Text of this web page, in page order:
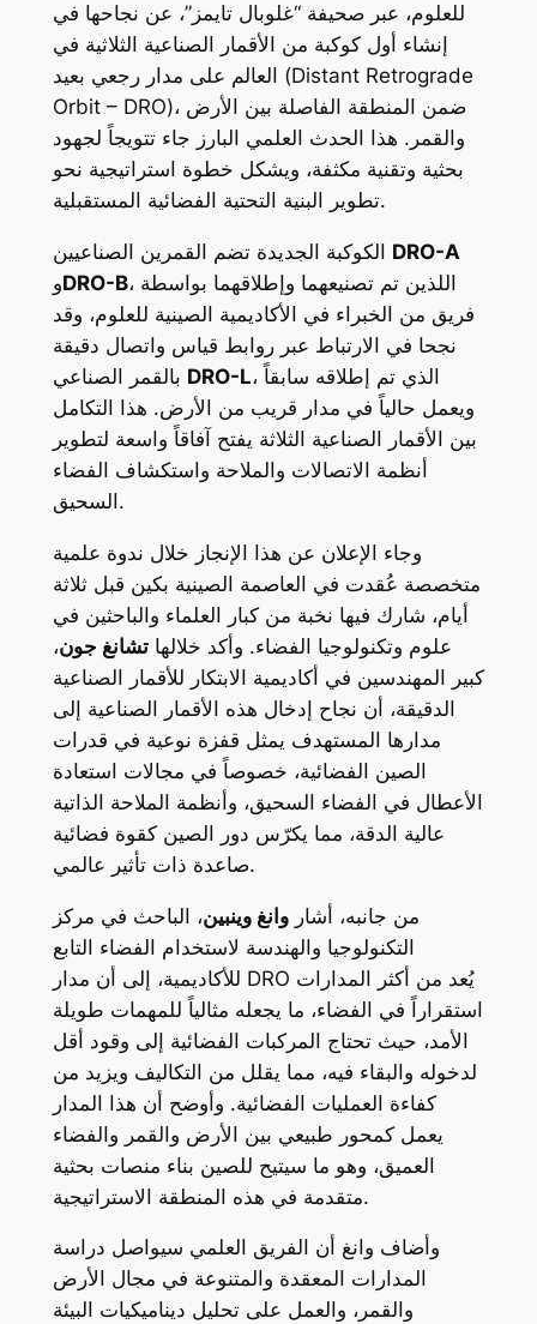
للعلوم، عبر صحيفة “غلوبال تايمز”، عن نجاحها في
إنشاء أول كوكبة من الأقمار الصناعية الثلاثية في
العالم على مدار رجعي بعيد (Distant Retrograde
Orbit – DRO)، ضمن المنطقة الفاصلة بين الأرض
والقمر. هذا الحدث العلمي البارز جاء تتويجاً لجهود
بحثية وتقنية مكثفة، ويشكل خطوة استراتيجية نحو
تطوير البنية التحتية الفضائية المستقبلية.
DRO-A
وDRO-B، اللذين تم تصنيعهما وإطلاقهما بواسطة
فريق من الخبراء في الأكاديمية الصينية للعلوم، وقد
نجحا في الارتباط عبر روابط قياس واتصال دقيقة
DRO-L، الذي تم إطلاقه سابقاً
ويعمل حالياً في مدار قريب من الأرض. هذا التكامل
بين الأقمار الصناعية الثلاثة يفتح آفاقاً واسعة لتطوير
أنظمة الاتصالات والملاحة واستكشاف الفضاء
السحيق.
وجاء الإعلان عن هذا الإنجاز خلال ندوة علمية
متخصصة عُقدت في العاصمة الصينية بكين قبل ثلاثة
أيام، شارك فيها نخبة من كبار العلماء والباحثين في
علوم وتكنولوجيا الفضاء. وأكد خلالهاتشانغ جون،
كبير المهندسين في أكاديمية الابتكار للأقمار الصناعية
الدقيقة، أن نجاح إدخال هذه الأقمار الصناعية إلى
مدارها المستهدف يمثل قفزة نوعية في قدرات
الصين الفضائية، خصوصاً في مجالات استعادة
الأعطال في الفضاء السحيق، وأنظمة الملاحة الذاتية
عالية الدقة، مما يكرّس دور الصين كقوة فضائية
صاعدة ذات تأثير عالمي.
من جانبه، أشاروانغ وينبين، الباحث في مركز
التكنولوجيا والهندسة لاستخدام الفضاء التابع
للأكاديمية، إلى أن مدار DRO يُعد من أكثر المدارات
استقراراً في الفضاء، ما يجعله مثالياً للمهمات طويلة
الأمد، حيث تحتاج المركبات الفضائية إلى وقود أقل
لدخوله والبقاء فيه، مما يقلل من التكاليف ويزيد من
كفاءة العمليات الفضائية. وأوضح أن هذا المدار
يعمل كمحور طبيعي بين الأرض والقمر والفضاء
العميق، وهو ما سيتيح للصين بناء منصات بحثية
متقدمة في هذه المنطقة الاستراتيجية.
وأضاف وانغ أن الفريق العلمي سيواصل دراسة
المدارات المعقدة والمتنوعة في مجال الأرض
والقمر، والعمل على تحليل ديناميكيات البيئة